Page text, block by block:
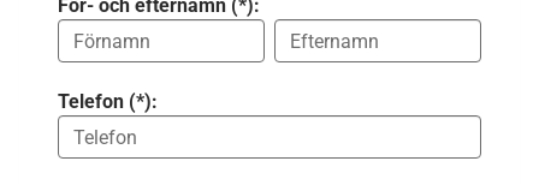
För- och efternamn (*):
Telefon (*):